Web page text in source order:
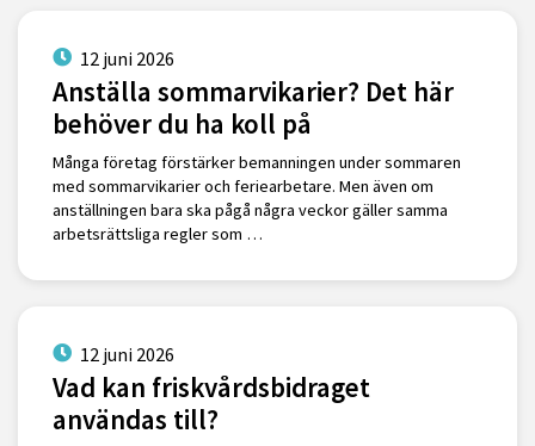
12 juni 2026
Anställa sommarvikarier? Det här
behöver du ha koll på
Många företag förstärker bemanningen under sommaren
med sommarvikarier och feriearbetare. Men även om
anställningen bara ska pågå några veckor gäller samma
arbetsrättsliga regler som …
12 juni 2026
Vad kan friskvårdsbidraget
användas till?